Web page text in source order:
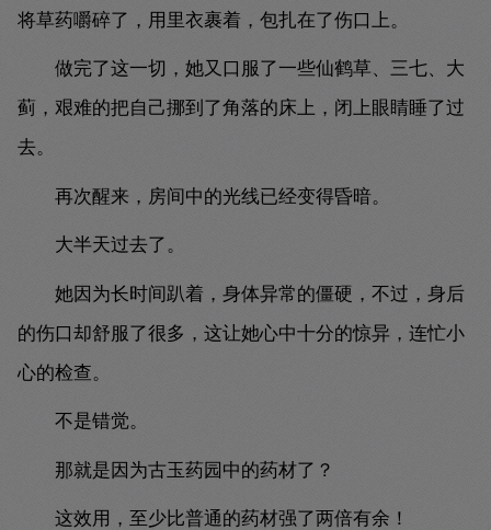
将草药嚼碎了，用里衣裹着，包扎在了伤口上。
做完了这一切，她又口服了一些仙鹤草、三七、大
蓟，艰难的把自己挪到了角落的床上，闭上眼睛睡了过
去。
再次醒来，房间中的光线已经变得昏暗。
大半天过去了。
她因为长时间趴着，身体异常的僵硬，不过，身后
的伤口却舒服了很多，这让她心中十分的惊异，连忙小
心的检查。
不是错觉。
那就是因为古玉药园中的药材了？
这效用，至少比普通的药材强了两倍有余！